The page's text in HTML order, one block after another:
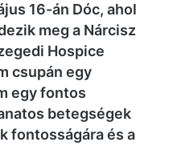
16-án Dóc, ahol
meg a Nárcisz
Hospice
csupán egy
egy fontos
betegségek
fontosságára és a